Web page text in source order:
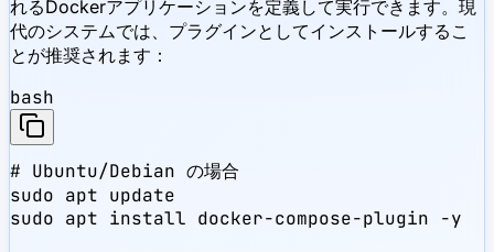
れるDockerアプリケーションを定義して実行できます。現
代のシステムでは、プラグインとしてインストールするこ
とが推奨されます：
bash
# Ubuntu/Debian の場合
sudo apt update
sudo apt install docker-compose-plugin -y